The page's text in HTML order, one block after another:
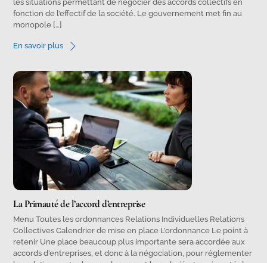
les situations permettant de négocier des accords collectifs en
fonction de l’effectif de la société. Le gouvernement met fin au
monopole […]
En savoir plus
La Primauté de l’accord d’entreprise
Menu Toutes les ordonnances Relations Individuelles Relations
Collectives Calendrier de mise en place L’ordonnance Le point à
retenir Une place beaucoup plus importante sera accordée aux
accords d’entreprises, et donc à la négociation, pour réglementer